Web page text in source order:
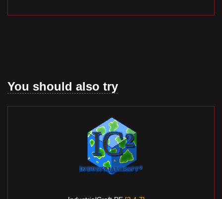
You should also try